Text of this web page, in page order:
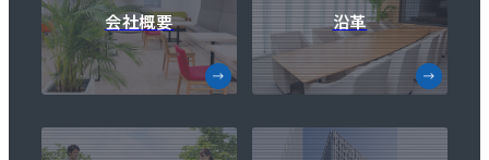
会社概要 沿革